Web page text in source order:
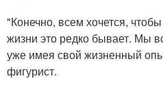
"Конечно, всем хочется,
жизни это редко бывает. Мы
уже имея свой жизненный
фигурист.